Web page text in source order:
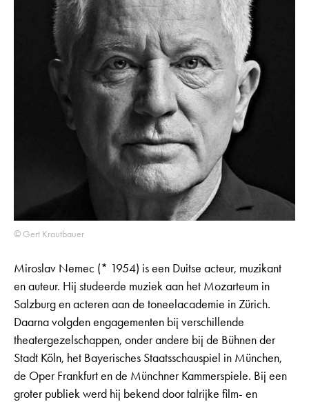
© Gert Krautbauer
Miroslav Nemec (* 1954) is een Duitse acteur, muzikant
en auteur. Hij studeerde muziek aan het Mozarteum in
Salzburg en acteren aan de toneelacademie in Zürich.
Daarna volgden engagementen bij verschillende
theatergezelschappen, onder andere bij de Bühnen der
Stadt Köln, het Bayerisches Staatsschauspiel in München,
de Oper Frankfurt en de Münchner Kammerspiele. Bij een
groter publiek werd hij bekend door talrijke film- en